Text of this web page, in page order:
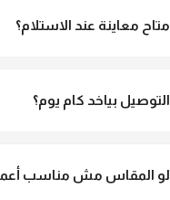
متاح معاينة عند الاستلام؟
التوصيل بياخد كام يوم؟
لو المقاس مش مناسب